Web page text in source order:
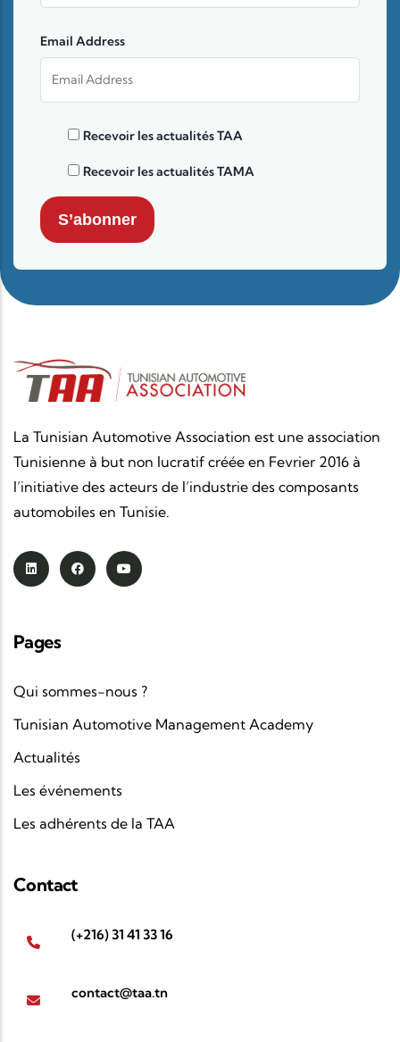
Email Address
Recevoir les actualités TAA
Recevoir les actualités TAMA
S’abonner
La Tunisian Automotive Association est une association
Tunisienne à but non lucratif créée en Fevrier 2016 à
l’initiative des acteurs de l’industrie des composants
automobiles en Tunisie.
Pages
Qui sommes-nous ?
Tunisian Automotive Management Academy
Actualités
Les événements
Les adhérents de la TAA
Contact
(+216) 31 41 33 16
contact@taa.tn